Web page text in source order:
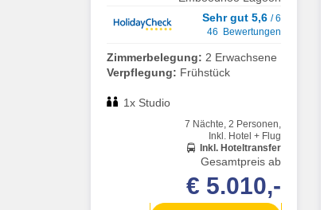
Sehr gut 5,6 / 6
46 Bewertungen
Zimmerbelegung: 2 Erwachsene
Verpflegung: Frühstück
1x Studio
7 Nächte, 2 Personen,
Inkl. Hotel + Flug
Inkl. Hoteltransfer
Gesamtpreis ab
€ 5.010,-